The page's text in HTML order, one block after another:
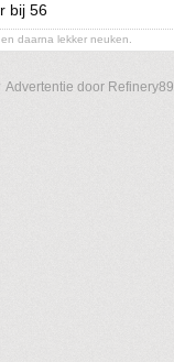
bij 56
daarna lekker neuken.
Advertentie door Refinery89